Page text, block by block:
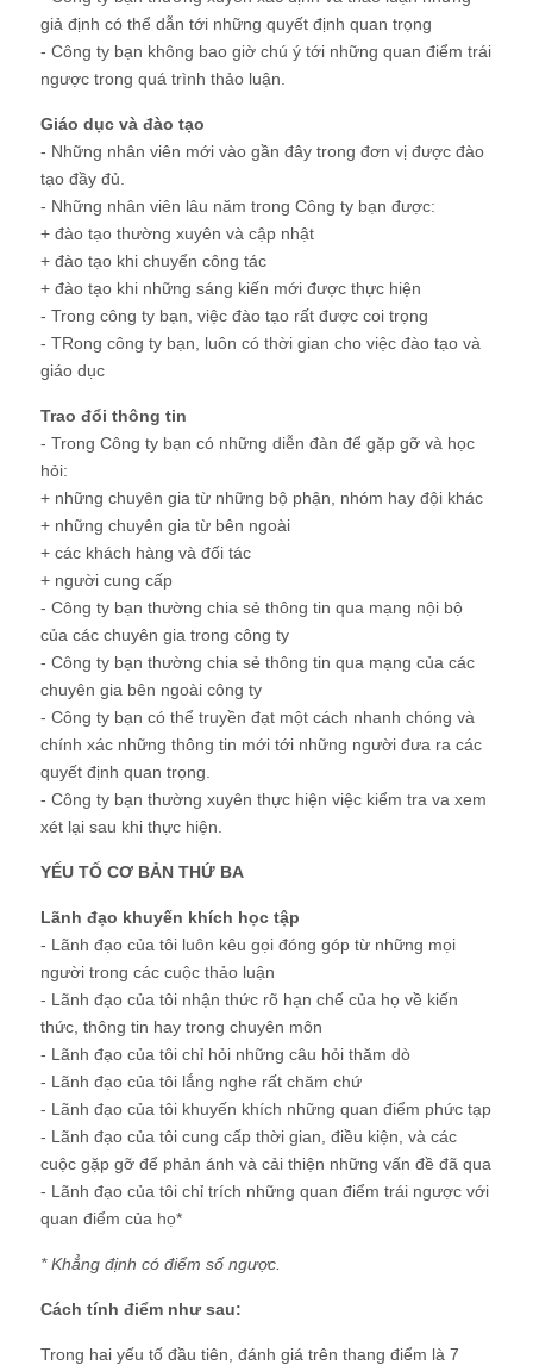
giả định có thể dẫn tới những quyết định quan trọng
- Công ty bạn không bao giờ chú ý tới những quan điểm trái
ngược trong quá trình thảo luận.
Giáo dục và đào tạo
- Những nhân viên mới vào gần đây trong đơn vị được đào
tạo đầy đủ.
- Những nhân viên lâu năm trong Công ty bạn được:
+ đào tạo thường xuyên và cập nhật
+ đào tạo khi chuyển công tác
+ đào tạo khi những sáng kiến mới được thực hiện
- Trong công ty bạn, việc đào tạo rất được coi trọng
- TRong công ty bạn, luôn có thời gian cho việc đào tạo và
giáo dục
Trao đổi thông tin
- Trong Công ty bạn có những diễn đàn để gặp gỡ và học
hỏi:
+ những chuyên gia từ những bộ phận, nhóm hay đội khác
+ những chuyên gia từ bên ngoài
+ các khách hàng và đối tác
+ người cung cấp
- Công ty bạn thường chia sẻ thông tin qua mạng nội bộ
của các chuyên gia trong công ty
- Công ty bạn thường chia sẻ thông tin qua mạng của các
chuyên gia bên ngoài công ty
- Công ty bạn có thể truyền đạt một cách nhanh chóng và
chính xác những thông tin mới tới những người đưa ra các
quyết định quan trọng.
- Công ty bạn thường xuyên thực hiện việc kiểm tra va xem
xét lại sau khi thực hiện.
YẾU TỐ CƠ BẢN THỨ BA
Lãnh đạo khuyến khích học tập
- Lãnh đạo của tôi luôn kêu gọi đóng góp từ những mọi
người trong các cuộc thảo luận
- Lãnh đạo của tôi nhận thức rõ hạn chế của họ về kiến
thức, thông tin hay trong chuyên môn
- Lãnh đạo của tôi chỉ hỏi những câu hỏi thăm dò
- Lãnh đạo của tôi lắng nghe rất chăm chứ
- Lãnh đạo của tôi khuyến khích những quan điểm phức tạp
- Lãnh đạo của tôi cung cấp thời gian, điều kiện, và các
cuộc gặp gỡ để phản ánh và cải thiện những vấn đề đã qua
- Lãnh đạo của tôi chỉ trích những quan điểm trái ngược với
quan điểm của họ*
* Khẳng định có điểm số ngược.
Cách tính điểm như sau:
Trong hai yếu tố đầu tiên, đánh giá trên thang điểm là 7